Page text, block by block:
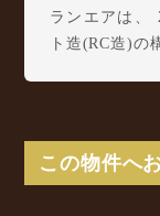
ランエアは、
ト造(RC造)の
線 天王寺駅
おります。
この物件へ